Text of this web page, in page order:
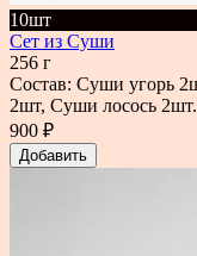
10шт
Сет из Суши
256 г
Состав: Суши угорь
2шт, Суши лосось
900 ₽
Добавить